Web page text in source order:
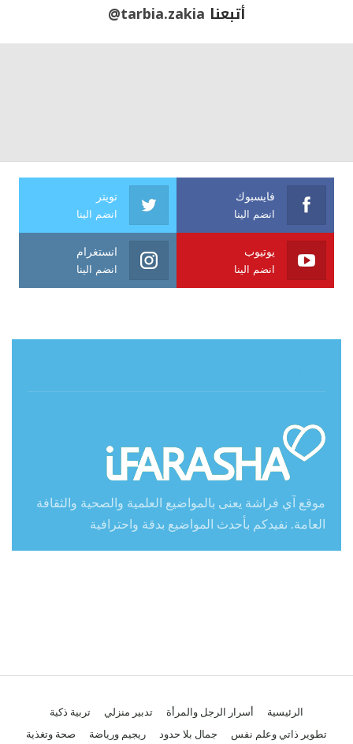
أتبعنا @tarbia.zakia
فايسبوك
انضم الينا
تويتر
انضم الينا
يوتيوب
انضم الينا
انستغرام
انضم الينا
موقع آي فراشة يعنى بالمواضيع العلمية والصحية والثقافة
العامة. نفيدكم بأحدث المواضيع بدقة واحترافية
الرئيسية أسرار الرجل والمرأة تدبير منزلي
تربية ذكية
تطوير ذاتي وعلم نفس
جمال بلا حدود ريجيم ورياضة صحة وتغذية